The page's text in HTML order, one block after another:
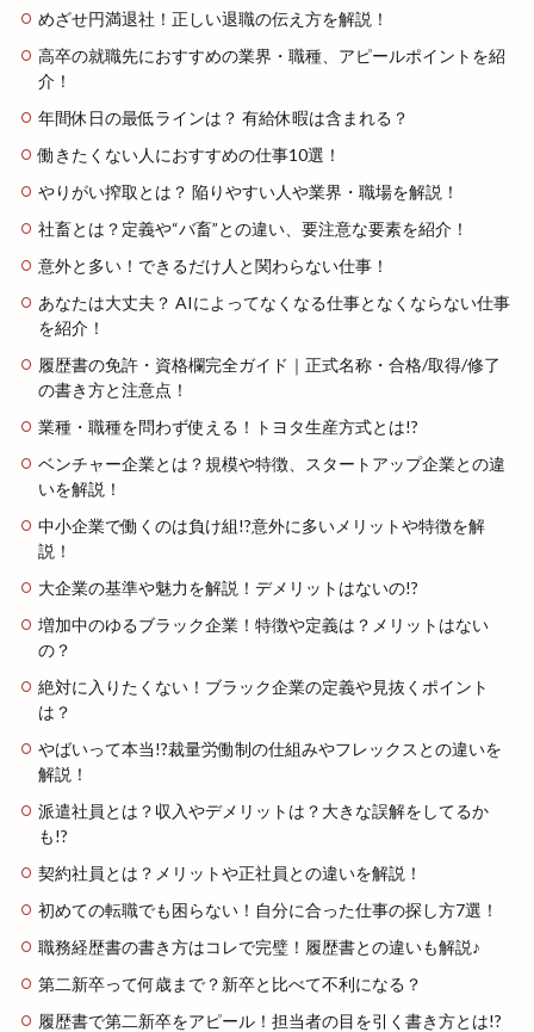
めざせ円満退社！正しい退職の伝え方を解説！
高卒の就職先におすすめの業界・職種、アピールポイントを紹
介！
年間休日の最低ラインは？ 有給休暇は含まれる？
働きたくない人におすすめの仕事10選！
やりがい搾取とは？ 陥りやすい人や業界・職場を解説！
社畜とは？定義や“バ畜”との違い、要注意な要素を紹介！
意外と多い！できるだけ人と関わらない仕事！
あなたは大丈夫？ AIによってなくなる仕事となくならない仕事
を紹介！
履歴書の免許・資格欄完全ガイド｜正式名称・合格/取得/修了
の書き方と注意点！
業種・職種を問わず使える！トヨタ生産方式とは!?
ベンチャー企業とは？規模や特徴、スタートアップ企業との違
いを解説！
中小企業で働くのは負け組!?意外に多いメリットや特徴を解
説！
大企業の基準や魅力を解説！デメリットはないの!?
増加中のゆるブラック企業！特徴や定義は？メリットはない
の？
絶対に入りたくない！ブラック企業の定義や見抜くポイント
は？
やばいって本当!?裁量労働制の仕組みやフレックスとの違いを
解説！
派遣社員とは？収入やデメリットは？大きな誤解をしてるか
も!?
契約社員とは？メリットや正社員との違いを解説！
初めての転職でも困らない！自分に合った仕事の探し方7選！
職務経歴書の書き方はコレで完璧！履歴書との違いも解説♪
第二新卒って何歳まで？新卒と比べて不利になる？
履歴書で第二新卒をアピール！担当者の目を引く書き方とは!?